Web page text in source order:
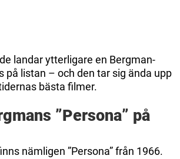
landar ytterligare en Bergman-
på listan – och den tar sig ända upp
bästa filmer.
”Persona” på
nämligen ”Persona” från 1966.